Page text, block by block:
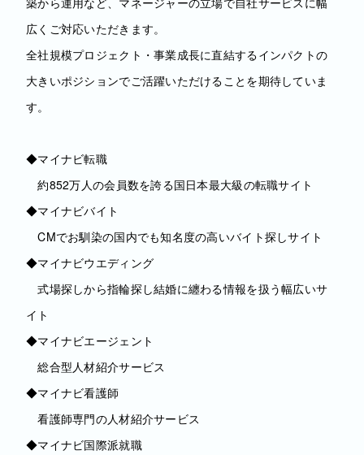
広くご対応いただきます。
全社規模プロジェクト・事業成長に直結するインパクトの
大きいポジションでご活躍いただけることを期待していま
す。
◆マイナビ転職
約852万人の会員数を誇る国日本最大級の転職サイト
◆マイナビバイト
CMでお馴染の国内でも知名度の高いバイト探しサイト
◆マイナビウエディング
式場探しから指輪探し結婚に纏わる情報を扱う幅広いサ
イト
◆マイナビエージェント
総合型人材紹介サービス
◆マイナビ看護師
看護師専門の人材紹介サービス
◆マイナビ国際派就職